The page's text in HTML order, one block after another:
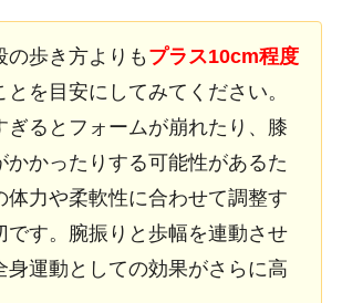
の歩き方よりも プラス10cm程度
とを目安にしてみてください。
ぎるとフォームが崩れたり、膝
かかったりする可能性があるた
体力や柔軟性に合わせて調整す
です。腕振りと歩幅を連動させ
身運動としての効果がさらに高